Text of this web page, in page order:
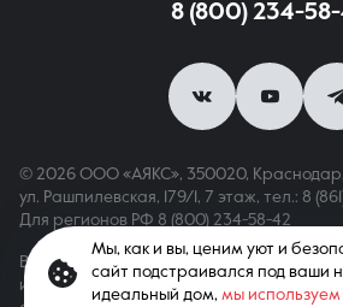
8 (800) 234-
© 2026 ООО «АЯКС», 350020, Краснодар,
ул. Рашпилевская, 179/1, 7 этаж, тел.: 8
Для регионов РФ 8 (800) 234-58-42
Вся информация, опубликованная на
информационный характер и не
Мы, как и вы, ценим уют и
сайт подстраивался под ваши
идеальный дом, мы используем